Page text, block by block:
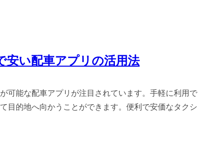
安い配車アプリの活用法
可能な配車アプリが注目されています。手軽に利用で
目的地へ向かうことができます。便利で安価なタクシ